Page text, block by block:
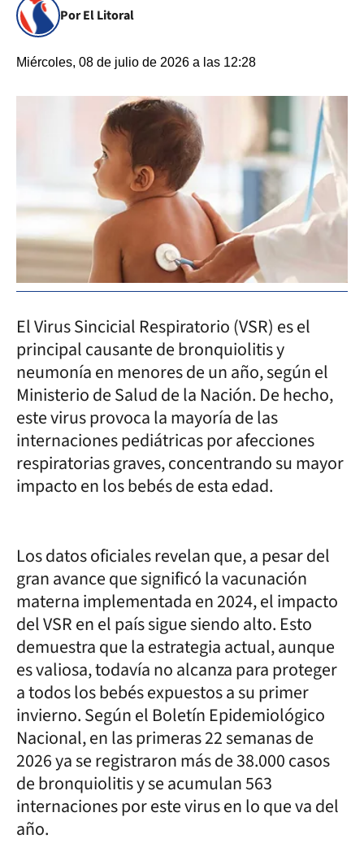
Por El Litoral
Miércoles, 08 de julio de 2026 a las 12:28
El Virus Sincicial Respiratorio (VSR) es el
principal causante de bronquiolitis y
neumonía en menores de un año, según el
Ministerio de Salud de la Nación. De hecho,
este virus provoca la mayoría de las
internaciones pediátricas por afecciones
respiratorias graves, concentrando su mayor
impacto en los bebés de esta edad.
Los datos oficiales revelan que, a pesar del
gran avance que significó la vacunación
materna implementada en 2024, el impacto
del VSR en el país sigue siendo alto. Esto
demuestra que la estrategia actual, aunque
es valiosa, todavía no alcanza para proteger
a todos los bebés expuestos a su primer
invierno. Según el Boletín Epidemiológico
Nacional, en las primeras 22 semanas de
2026 ya se registraron más de 38.000 casos
de bronquiolitis y se acumulan 563
internaciones por este virus en lo que va del
año.